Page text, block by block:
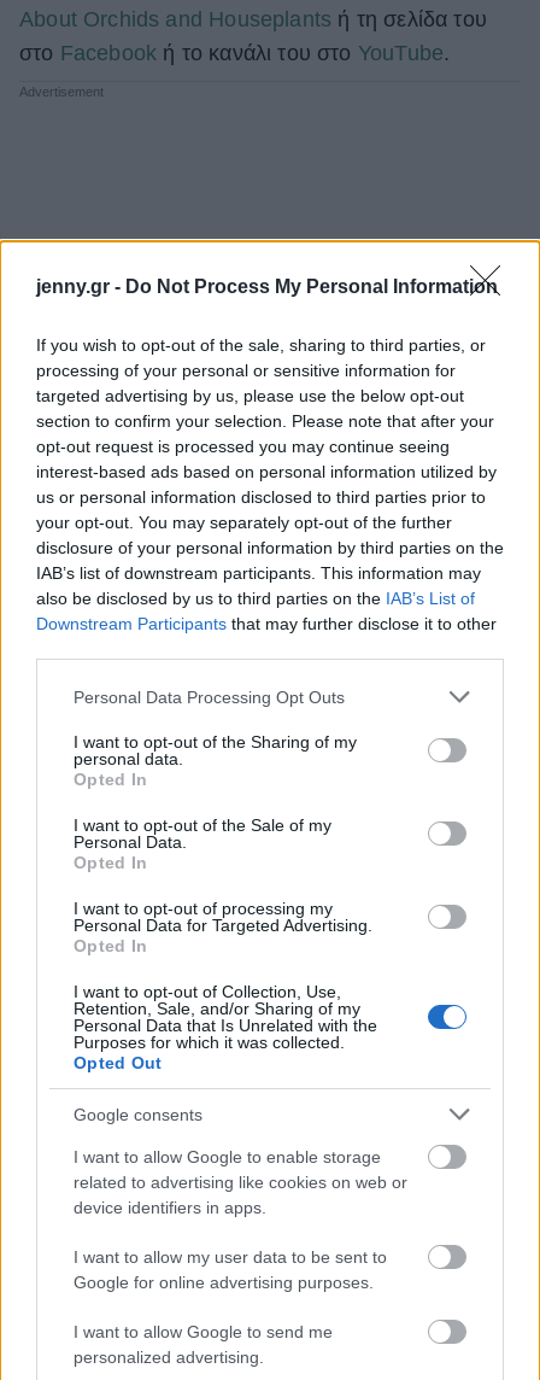
jenny.gr - Do Not Process My Personal Information
If you wish to opt-out of the sale, sharing to third parties, or
processing of your personal or sensitive information for
targeted advertising by us, please use the below opt-out
section to confirm your selection. Please note that after your
opt-out request is processed you may continue seeing
interest-based ads based on personal information utilized by
us or personal information disclosed to third parties prior to
your opt-out. You may separately opt-out of the further
disclosure of your personal information by third parties on the
IAB’s list of downstream participants. This information may
also be disclosed by us to third parties on the IAB’s List of
Downstream Participants that may further disclose it to other
Please note that this website/app uses one or more Google
not limited to your visit or usage behaviour. You may click to
grant or deny consent to Google and its third-party tags to
use your data for below specified purposes in below Google
consent section.
Personal Data Processing Opt Outs
I want to opt-out of the Sharing of my
personal data.
Opted In
I want to opt-out of the Sale of my
Personal Data.
Opted In
I want to opt-out of processing my
Personal Data for Targeted Advertising.
Opted In
I want to opt-out of Collection, Use,
Retention, Sale, and/or Sharing of my
Personal Data that Is Unrelated with the
Purposes for which it was collected.
Opted Out
Google consents
I want to allow Google to enable storage
related to advertising like cookies on web or
device identifiers in apps.
I want to allow my user data to be sent to
Google for online advertising purposes.
I want to allow Google to send me
personalized advertising.
About Orchids and Houseplants ή τη σελίδα του
στο Facebook ή το κανάλι του στο YouTube.
Γίνε κι εσύ μέλος μόνο με 6€/ έτος στο
συνδρομητικό Jenny.gr Exclusive Benefits
ΔΙΑΒΑΖΟΝΤΑΙ ΤΩΡΑ
Το gadget από τα IKEA που κοστίζει κάτω από 2
ευρώ και θα βάλει σε τάξη το ντουλάπι της
κουζίνας σου